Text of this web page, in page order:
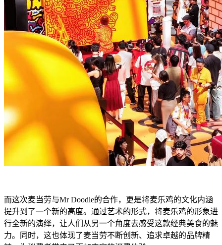
而这次麦当劳与Mr Doodle的合作，更是将麦乐鸡的文化内涵
提升到了一个新的高度。通过艺术的形式，将麦乐鸡的形象进
行全新的演绎，让人们从另一个角度去感受这款经典美食的魅
力。同时，这也体现了麦当劳不断创新、追求卓越的品牌精